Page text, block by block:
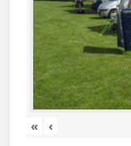
« ‹